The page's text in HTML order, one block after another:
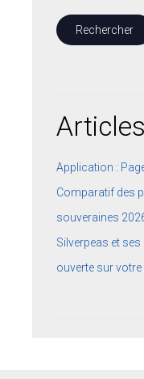
Application :
Comparatif des
souveraines
Silverpeas et
ouverte sur